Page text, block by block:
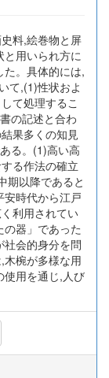
料,絵巻物と屏
と用いられ方に
。具体的には,
て,(1)性状およ
て処理するこ
の記述と合わ
果多くの知見
る。(1)高い高
る作法の確立
期以降であると
時代から江戸
利用されてい
器」であった
社会的身分を問
椀が多様な用
使用を通じ,人び